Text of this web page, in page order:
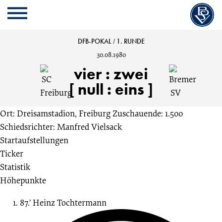
Cookie
Einstellungen
Zum
Inhalt
Cookie
Einstellungen
Kopfbereich
MENU
Freiburg
Bremer
SV
4:2
DFB-POKAL / 1. RUNDE
30.08.1980
vier : zwei
[ null : eins ]
Ort: Dreisamstadion, FreiburgZuschauende: 1.500
Schiedsrichter: Manfred Vielsack
Startaufstellungen
Ticker
Statistik
Höhepunkte
87.’Heinz Tochtermann